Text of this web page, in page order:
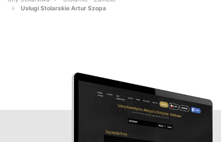
Usługi Stolarskie Artur Szopa